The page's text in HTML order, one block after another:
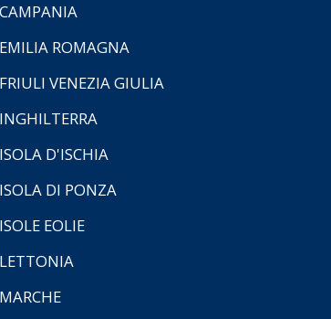
CAMPANIA
EMILIA ROMAGNA
FRIULI VENEZIA GIULIA
INGHILTERRA
ISOLA D'ISCHIA
ISOLA DI PONZA
ISOLE EOLIE
LETTONIA
MARCHE